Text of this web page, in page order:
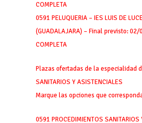
COMPLETA
0591 PELUQUERIA – IES LUIS DE
(GUADALAJARA) – Final previsto: 02/
COMPLETA
Plazas ofertadas de la especialidad
SANITARIOS Y ASISTENCIALES
Marque las opciones que
0591 PROCEDIMIENTOS SANITARIOS